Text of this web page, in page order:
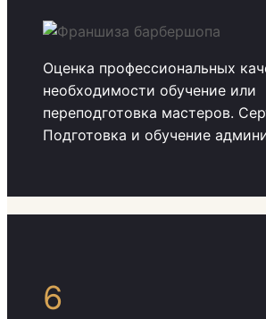
Оценка профессиональных
необходимости обучение или
переподготовка мастеров.
Подготовка и обучение
6